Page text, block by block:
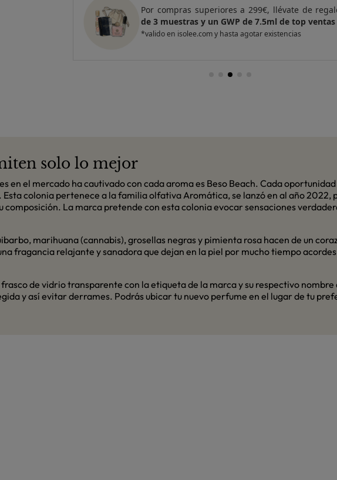
Por compras superiores a 420€, llévate de
de 4 muestras y 2 GWP de top ventas
*valido en isolee.com y hasta agotar existencias
solo lo mejor
en el mercado ha cautivado con cada aroma es Beso Beach. Cada
colonia pertenece a la familia olfativa Aromática, se lanzó en al año 2022,
La marca pretende con esta colonia evocar sensaciones
marihuana (cannabis), grosellas negras y pimienta rosa hacen de un
fragancia relajante y sanadora que dejan en la piel por mucho tiempo
de vidrio transparente con la etiqueta de la marca y su respectivo
y así evitar derrames. Podrás ubicar tu nuevo perfume en el lugar de tu